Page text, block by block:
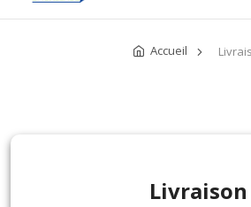
Accueil
Livraison